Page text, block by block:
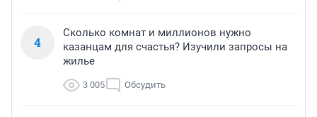
4
Сколько комнат и миллионов нужно
казанцам для счастья? Изучили запросы на
жилье
3 005 Обсудить